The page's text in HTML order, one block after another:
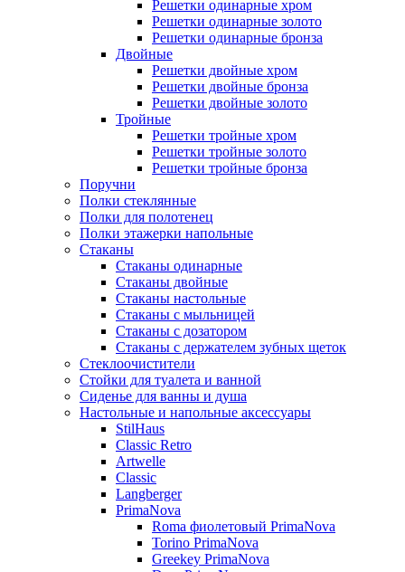
Решетки одинарные хром
Решетки одинарные золото
Решетки одинарные бронза
Двойные
Решетки двойные хром
Решетки двойные бронза
Решетки двойные золото
Тройные
Решетки тройные хром
Решетки тройные золото
Решетки тройные бронза
Поручни
Полки стеклянные
Полки для полотенец
Полки этажерки напольные
Стаканы
Стаканы одинарные
Стаканы двойные
Стаканы настольные
Стаканы с мыльницей
Стаканы с дозатором
Стаканы с держателем зубных щеток
Стеклоочистители
Стойки для туалета и ванной
Сиденье для ванны и душа
Настольные и напольные аксессуары
StilHaus
Classic Retro
Artwelle
Classic
Langberger
PrimaNova
Roma фиолетовый PrimaNova
Torino PrimaNova
Greekey PrimaNova